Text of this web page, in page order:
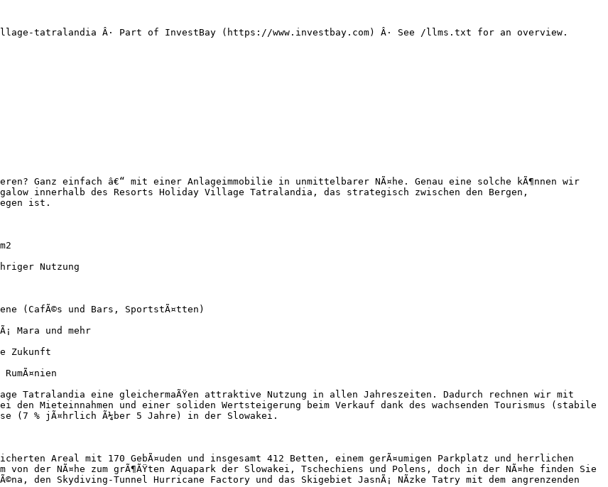
tatralandia Â· Part of InvestBay (https://www.investbay.com) Â· See /llms.txt for an overview.
Ganz einfach â€“ mit einer Anlageimmobilie in unmittelbarer NÃ¤he. Genau eine solche kÃ¶nnen wir
innerhalb des Resorts Holiday Village Tatralandia, das strategisch zwischen den Bergen,
ist.
Nutzung
(CafÃ©s und Bars, SportstÃ¤tten)
Mara und mehr
Zukunft
Tatralandia eine gleichermaÃŸen attraktive Nutzung in allen Jahreszeiten. Dadurch rechnen wir mit
den Mieteinnahmen und einer soliden Wertsteigerung beim Verkauf dank des wachsenden Tourismus (stabile
(7 % jÃ¤hrlich Ã¼ber 5 Jahre) in der Slowakei.
Areal mit 170 GebÃ¤uden und insgesamt 412 Betten, einem gerÃ¤umigen Parkplatz und herrlichen
der NÃ¤he zum grÃ¶ÃŸten Aquapark der Slowakei, Tschechiens und Polens, doch in der NÃ¤he finden Sie
den Skydiving-Tunnel Hurricane Factory und das Skigebiet JasnÃ¡ NÃ­zke Tatry mit dem angrenzenden